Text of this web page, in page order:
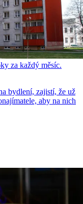
za každý měsíc.
bydlení, zajistí, že už
aby na nich